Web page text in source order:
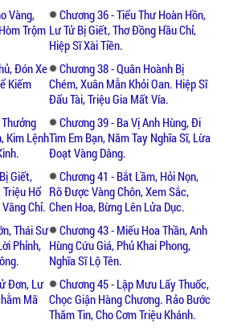
Vàng,
Trộm
Chương 36 - Tiểu Thư Hoàn Hồn,
Lư Tử Bị Giết, Thơ Đồng Hầu Chỉ,
Hiệp Sĩ Xài Tiền.
Đón Xe
Kiếm
Chương 38 - Quân Hoành Bị
Chém, Xuân Mẫn Khỏi Oan. Hiệp Sĩ
Đấu Tài, Triệu Gia Mất Vía.
Kim Lệnh
Chương 39 - Ba Vị Anh Hùng, Đi
Tìm Em Bạn, Năm Tay Nghĩa Sĩ, Lừa
Đoạt Vàng Dâng.
Giết,
Hổ
Chỉ.
Chương 41 - Bắt Lầm, Hỏi Nọn,
Rõ Được Vàng Chôn, Xem Sắc,
Chen Hoa, Bừng Lên Lửa Dục.
Thái Sư
Phỉnh,
Chương 43 - Miếu Hoa Thần, Anh
Hùng Cứu Giá, Phủ Khai Phong,
Nghĩa Sĩ Lộ Tên.
Đơn, Lư
Mã
Chương 45 - Lập Mưu Lấy Thuốc,
Chọc Giận Hàng Chương. Rảo Bước
Thăm Tin, Cho Cơm Triệu Khánh.